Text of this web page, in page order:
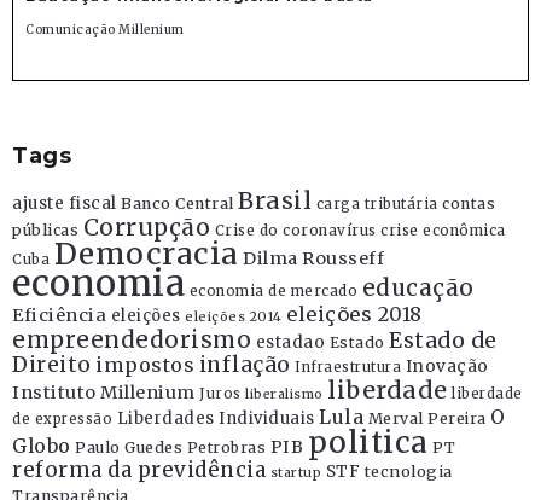
Comunicação Millenium
Tags
ajuste fiscal Banco Central Brasil carga tributária contas
públicas Corrupção Crise do coronavírus crise econômica
Cuba Democracia Dilma Rousseff
economia economia de mercado educação
Eficiência eleições eleições 2014 eleições 2018
empreendedorismo estadao Estado Estado de
Direito impostos inflação Infraestrutura Inovação
Instituto Millenium Juros liberalismo liberdade liberdade
de expressão Liberdades Individuais Lula Merval Pereira O
Globo Paulo Guedes Petrobras PIB politica PT
reforma da previdência startup STF tecnologia
Transparência